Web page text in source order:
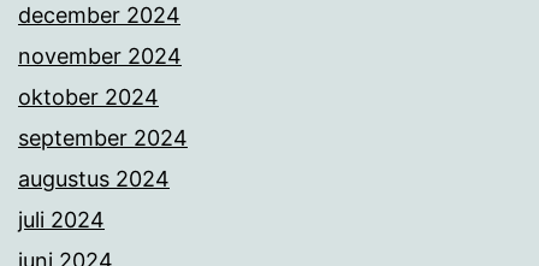
december 2024
november 2024
oktober 2024
september 2024
augustus 2024
juli 2024
juni 2024